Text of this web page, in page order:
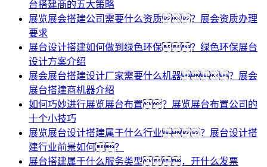
台搭建商的五大策略
展览展会搭建公司需要什么资质？展会资质办理
要求
展台设计搭建如何做到绿色环保？绿色环保展台
设计方案介绍
展会展台搭建设计厂家需要什么机器？展会
展台搭建商机器介绍
如何巧妙进行展览展台布置？展览展台布置公司的
十个小技巧
展览展台设计搭建属于什么行业？展台设计搭
建行业前景如何？
展台搭建属于什么服务类型，开什么发票